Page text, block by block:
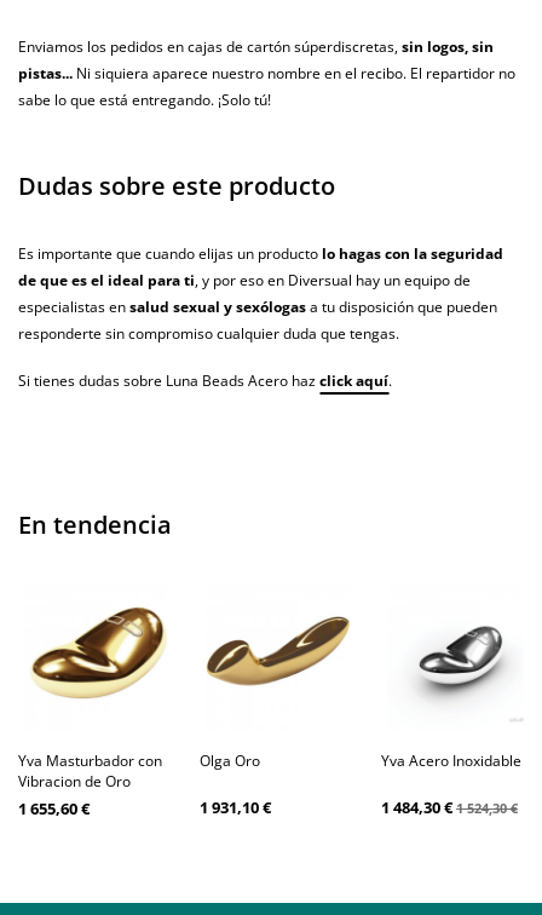
Enviamos los pedidos en cajas de cartón súperdiscretas,sin logos, sin
pistas... Ni siquiera aparece nuestro nombre en el recibo. El repartidor no
sabe lo que está entregando. ¡Solo tú!
Dudas sobre este producto
Es importante que cuando elijas un producto lo hagas con la seguridad
de que es el ideal para ti, y por eso en Diversual hay un equipo de
especialistas ensalud sexual y sexólogasa tu disposición que pueden
responderte sin compromiso cualquier duda que tengas.
Si tienes dudas sobre Luna Beads Acero hazclick aquí.
En tendencia
Yva Masturbador con
Vibracion de Oro
1 655,60 €
Olga Oro
1 931,10 €
Yva Acero Inoxidable
1 484,30 €1 524,30 €